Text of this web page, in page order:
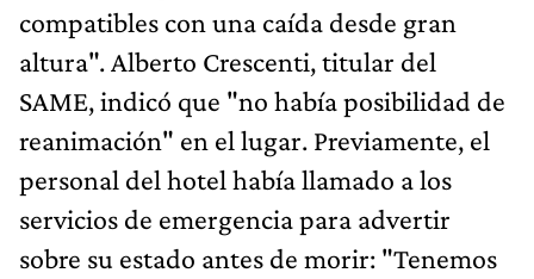
compatibles con una caída desde gran
altura". Alberto Crescenti, titular del
SAME, indicó que "no había posibilidad de
reanimación" en el lugar. Previamente, el
personal del hotel había llamado a los
servicios de emergencia para advertir
sobre su estado antes de morir: "Tenemos